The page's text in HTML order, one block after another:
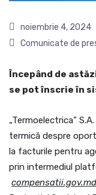
noiembrie 4, 2024
Comunicate de
Începând de
se pot înscrie în
„Termoelectrica”
termică despre
la facturile pentru
prin intermediul
compensatii.gov.md